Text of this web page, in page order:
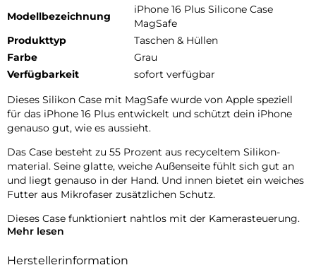
Modellbezeichnung
iPhone 16 Plus Silicone Case
MagSafe
Produkttyp
Taschen & Hüllen
Farbe
Grau
Verfügbarkeit
sofort verfügbar
Dieses Silikon Case mit MagSafe wurde von Apple speziell
für das iPhone 16 Plus entwickelt und schützt dein iPhone
genauso gut, wie es aussieht.
Das Case besteht zu 55 Prozent aus recyceltem Silikon­
material. Seine glatte, weiche Außenseite fühlt sich gut an
und liegt genauso in der Hand. Und innen bietet ein weiches
Futter aus Mikrofaser zusätzlichen Schutz.
Dieses Case funktioniert nahtlos mit der Kamera­steuerung.
Es hat eine Saphir­kappe mit einer leitenden Schicht, die die
steuerung erkennen kann.
Mehr lesen
Herstellerinformation